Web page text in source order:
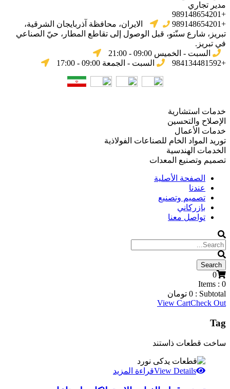
مدير تجاري
+989148654201
+989148654201
الایران، محافظة آذربایجان الشرقیة،
تبریز، شارع سنّتو، قبل الوصول إلى تقاطع المطار، حيّ الصناعي
في تبریز.
السبت - الخميس 09:00 - 21:00
+984134481592
السبت - الجمعة 09:00 - 17:00
خدمات استشارية
الإصلاح والتحسين
خدمات الأعمال
توريد المواد الخام للصناعات الفولاذية
الخدمات الهندسية
تصميم وتصنيع المعدات
الصفحة الأصلية
عندنا
تصميم وتصنيع
بازركاني
تواصل معنا
0
Items : 0
Subtotal :
0 تومان
View CartCheck Out
Tag
ساخت قطعات ذاستند
View Detailsقراءة المزيد